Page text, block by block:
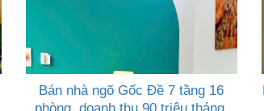
Bán nhà ngõ Gốc Đề 7 tầng 16